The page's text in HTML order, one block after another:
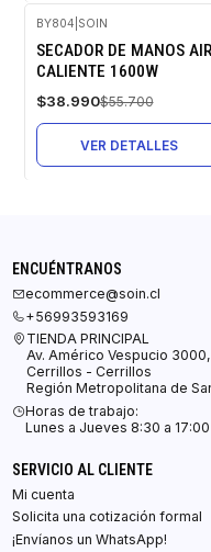
-30%
OFF
BY804 SOIN
SECADOR DE MANOS
CALIENTE 1600W
$38.990$55.700
VER DETALLES
ENCUÉNTRANOS
ecommerce@soin.cl
+56993593169
TIENDA PRINCIPAL
Av. Américo Vespucio
Cerrillos - Cerrillos
Región Metropolitana de
Horas de trabajo:
Lunes a Jueves 8:30 a
SERVICIO AL CLIENTE
Mi cuenta
Solicita una cotización formal
¡Envíanos un WhatsApp!